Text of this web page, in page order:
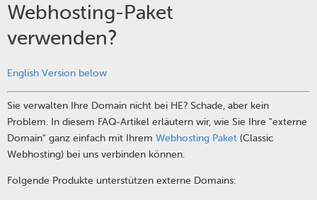
Webhosting-Paket
verwenden?
English Version below
Sie verwalten Ihre Domain nicht bei HE? Schade, aber kein
Problem. In diesem FAQ-Artikel erläutern wir, wie Sie Ihre "externe
Domain" ganz einfach mit Ihrem Webhosting Paket (Classic
Webhosting) bei uns verbinden können.
Folgende Produkte unterstützen externe Domains: